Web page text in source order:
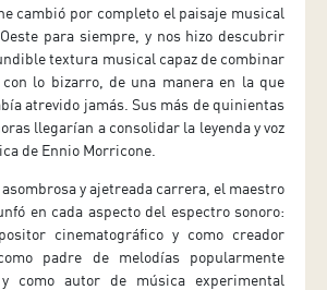
cambió por completo el paisaje musical
para siempre, y nos hizo descubrir
textura musical capaz de combinar
lo bizarro, de una manera en la que
atrevido jamás. Sus más de quinientas
llegarían a consolidar la leyenda y voz
de Ennio Morricone.
y ajetreada carrera, el maestro
en cada aspecto del espectro sonoro:
cinematográfico y como creador
padre de melodías popularmente
y como autor de música experimental